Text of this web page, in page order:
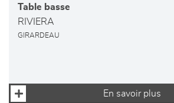
Table basse
RIVIERA
GIRARDEAU
En savoir plus